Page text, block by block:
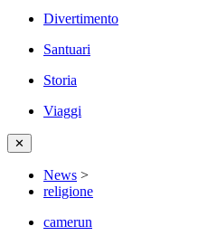
Divertimento
Santuari
Storia
Viaggi
✕
News >
religione
camerun